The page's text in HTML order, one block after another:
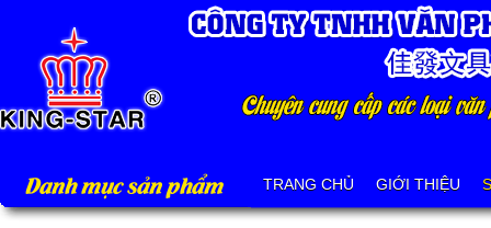
Danh mục sản phẩm TRANG CHỦ GIỚI THIỆU